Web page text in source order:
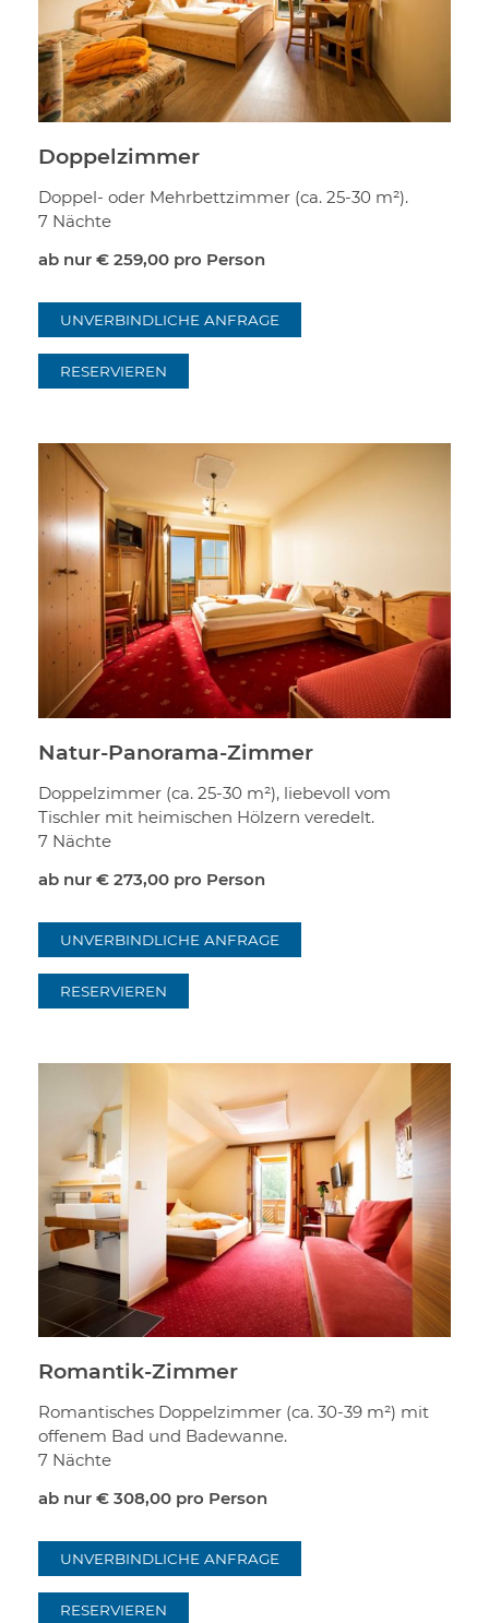
Doppelzimmer
Doppel- oder Mehrbettzimmer (ca. 25-30 m²).
7 Nächte
ab nur € 259,00 pro Person
UNVERBINDLICHE ANFRAGE
RESERVIEREN
Natur-Panorama-Zimmer
Doppelzimmer (ca. 25-30 m²), liebevoll vom
Tischler mit heimischen Hölzern veredelt.
7 Nächte
ab nur € 273,00 pro Person
UNVERBINDLICHE ANFRAGE
RESERVIEREN
Romantik-Zimmer
Romantisches Doppelzimmer (ca. 30-39 m²) mit
offenem Bad und Badewanne.
7 Nächte
ab nur € 308,00 pro Person
UNVERBINDLICHE ANFRAGE
RESERVIEREN